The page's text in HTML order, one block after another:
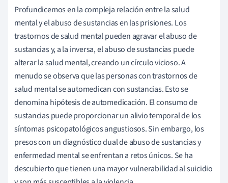
Profundicemos en la compleja relación entre la salud
mental y el abuso de sustancias en las prisiones. Los
trastornos de salud mental pueden agravar el abuso de
sustancias y, a la inversa, el abuso de sustancias puede
alterar la salud mental, creando un círculo vicioso. A
menudo se observa que las personas con trastornos de
salud mental se automedican con sustancias. Esto se
denomina hipótesis de automedicación. El consumo de
sustancias puede proporcionar un alivio temporal de los
síntomas psicopatológicos angustiosos. Sin embargo, los
presos con un diagnóstico dual de abuso de sustancias y
enfermedad mental se enfrentan a retos únicos. Se ha
descubierto que tienen una mayor vulnerabilidad al suicidio